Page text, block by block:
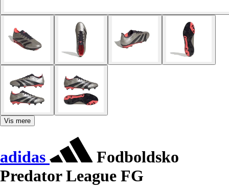
Vis mere
adidas
Fodboldsko
Predator League FG